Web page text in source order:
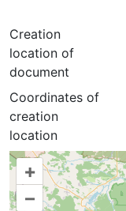
Creation
location of
document
Coordinates of
creation
location
+
–